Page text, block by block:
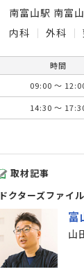
南富山駅 南富
内科
外科
時間
09:00 ～
14:30 ～
取材記事
ドクターズファイル
富
山